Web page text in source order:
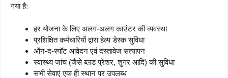
गया है:
हर योजना के लिए अलग-अलग काउंटर की व्यवस्था
प्रशिक्षित कर्मचारियों द्वारा हेल्प डेस्क सुविधा
ऑन-द-स्पॉट आवेदन एवं दस्तावेज सत्यापन
स्वास्थ्य जांच (जैसे ब्लड प्रेशर, शुगर आदि) की सुविधा
सभी सेवाएं एक ही स्थान पर उपलब्ध